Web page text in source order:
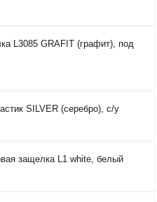
L3085 GRAFIT (графит), под
SILVER (серебро), с/у
защелка L1 white, белый